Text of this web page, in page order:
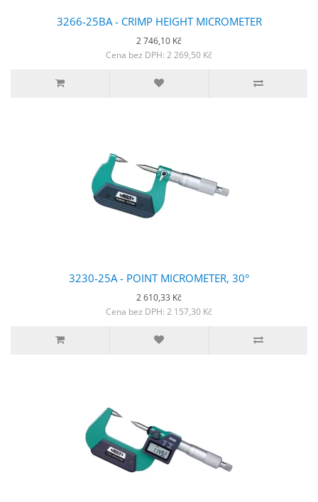
3266-25BA - CRIMP HEIGHT MICROMETER
2 746,10 Kč
Cena bez DPH: 2 269,50 Kč
3230-25A - POINT MICROMETER, 30°
2 610,33 Kč
Cena bez DPH: 2 157,30 Kč